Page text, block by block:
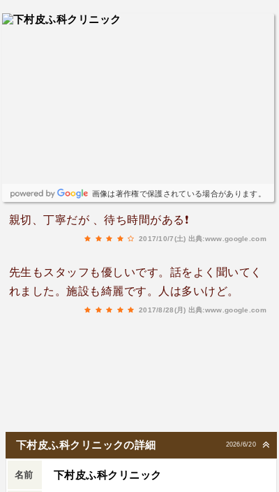
画像は著作権で保護されている場合があります。
親切、丁寧だが 、待ち時間がある❗
2017/10/7(土) 出典:www.google.com
先生もスタッフも優しいです。話をよく聞いてく
れました。施設も綺麗です。人は多いけど。
2017/8/28(月) 出典:www.google.com
2026/6/20
下村皮ふ科クリニックの詳細
名前 下村皮ふ科クリニック